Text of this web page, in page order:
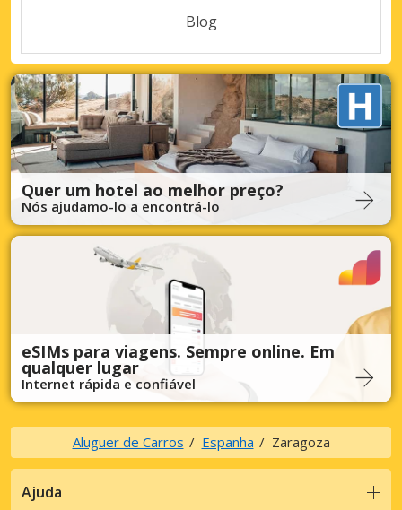
Blog
Quer um hotel ao melhor preço?
Nós ajudamo-lo a encontrá-lo
eSIMs para viagens. Sempre online. Em
qualquer lugar
Internet rápida e confiável
Aluguer de Carros Espanha Zaragoza
Ajuda